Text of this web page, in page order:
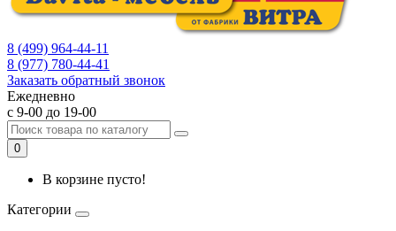
8 (499) 964-44-11
8 (977) 780-44-41
Заказать обратный звонок
Ежедневно
с 9-00 до 19-00
0
В корзине пусто!
Категории